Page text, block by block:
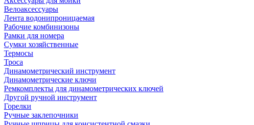
Велоаксессуары
Лента водонипроницаемая
Рабочие комбинизоны
Рамки для номера
Сумки хозяйственные
Термосы
Троса
Динамометрический инструмент
Динамометрические ключи
Ремкомплекты для динамометрических ключей
Другой ручной инструмент
Горелки
Ручные заклепочники